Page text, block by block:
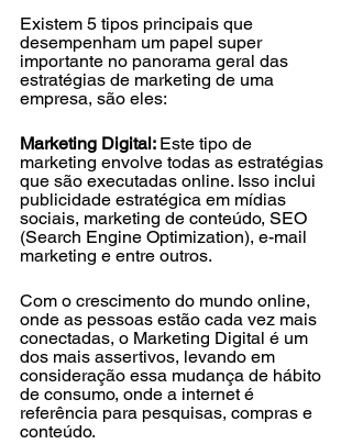
Existem 5 tipos principais que
desempenham um papel super
importante no panorama geral das
estratégias de marketing de uma
empresa, são eles:
Marketing Digital: Este tipo de
marketing envolve todas as estratégias
que são executadas online. Isso inclui
publicidade estratégica em mídias
sociais, marketing de conteúdo, SEO
(Search Engine Optimization), e-mail
marketing e entre outros.
Com o crescimento do mundo online,
onde as pessoas estão cada vez mais
conectadas, o Marketing Digital é um
dos mais assertivos, levando em
consideração essa mudança de hábito
de consumo, onde a internet é
referência para pesquisas, compras e
conteúdo.